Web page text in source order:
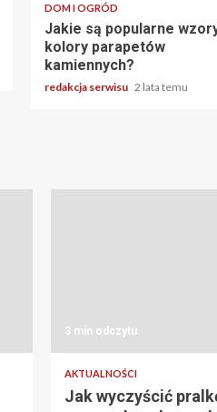
DOM I OGRÓD
Jakie są popularne
kolory parapetów
kamiennych?
redakcja serwisu 2 lata temu
3 min odczytu
AKTUALNOŚCI
Jak wyczyścić